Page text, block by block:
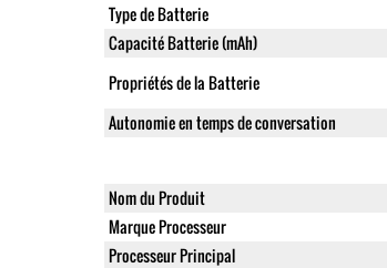
Type de Batterie
Capacité Batterie (mAh)
Propriétés de la Batterie
Autonomie en temps de conversation
Nom du Produit
Marque Processeur
Processeur Principal